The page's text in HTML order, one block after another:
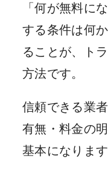
「何が無料に
する条件は何
ることが、ト
方法です。
信頼できる業
有無・料金の
基本になります